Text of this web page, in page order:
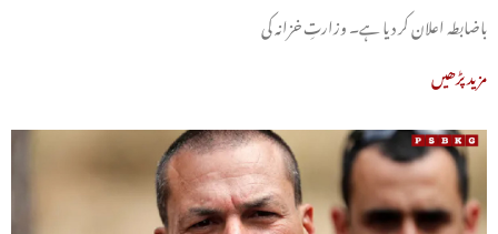
باضابطہ اعلان کر دیا ہے۔ وزارتِ خزانہ کی
مزید پڑھیں